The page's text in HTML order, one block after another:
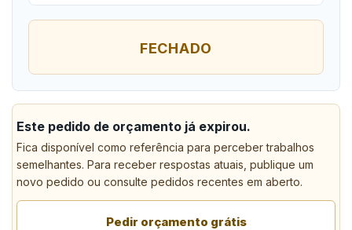
FECHADO
Este pedido de orçamento já expirou.
Fica disponível como referência para perceber trabalhos
semelhantes. Para receber respostas atuais, publique um
novo pedido ou consulte pedidos recentes em aberto.
Pedir orçamento grátis